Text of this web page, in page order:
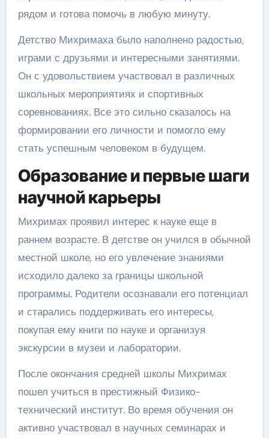
рядом и готова помочь в любую минуту.
Детство Михримаха было наполнено радостью,
играми с друзьями и интересными занятиями.
Он с удовольствием участвовал в различных
школьных мероприятиях и спортивных
соревнованиях. Все это сильно сказалось на
формировании его личности и помогло ему
стать успешным человеком в будущем.
Образование и первые шаги
научной карьеры
Михримах проявил интерес к науке еще в
раннем возрасте. В детстве он учился в обычной
местной школе, но его увлечение знаниями
исходило далеко за границы школьной
программы. Родители осознавали его потенциал
и старались поддерживать его интересы,
покупая ему книги по науке и организуя
экскурсии в музеи и лаборатории.
После окончания средней школы Михримах
пошел учиться в престижный Физико-
технический институт. Во время обучения он
активно участвовал в научных семинарах и